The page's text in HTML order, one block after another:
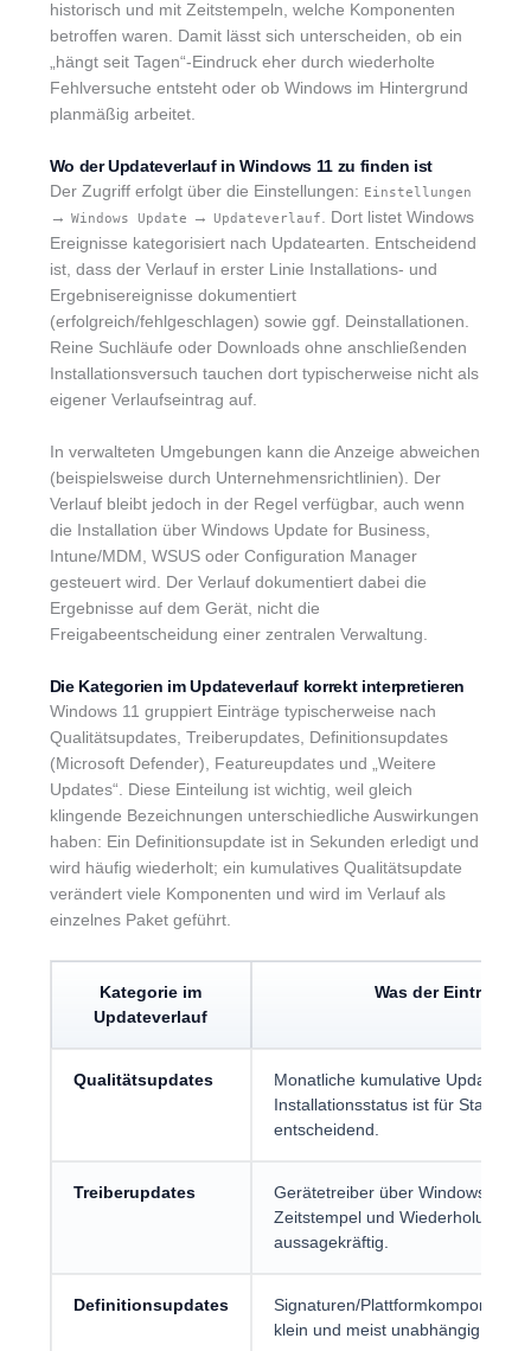
historisch und mit Zeitstempeln, welche Komponenten
betroffen waren. Damit lässt sich unterscheiden, ob ein
„hängt seit Tagen“-Eindruck eher durch wiederholte
Fehlversuche entsteht oder ob Windows im Hintergrund
planmäßig arbeitet.
Wo der Updateverlauf in Windows 11 zu finden ist
Der Zugriff erfolgt über die Einstellungen: Einstellungen
→ Windows Update → Updateverlauf
. Dort listet Windows
Ereignisse kategorisiert nach Updatearten. Entscheidend
ist, dass der Verlauf in erster Linie Installations- und
Ergebnisereignisse dokumentiert
(erfolgreich/fehlgeschlagen) sowie ggf. Deinstallationen.
Reine Suchläufe oder Downloads ohne anschließenden
Installationsversuch tauchen dort typischerweise nicht als
eigener Verlaufseintrag auf.
In verwalteten Umgebungen kann die Anzeige abweichen
(beispielsweise durch Unternehmensrichtlinien). Der
Verlauf bleibt jedoch in der Regel verfügbar, auch wenn
die Installation über Windows Update for Business,
Intune/MDM, WSUS oder Configuration Manager
gesteuert wird. Der Verlauf dokumentiert dabei die
Ergebnisse auf dem Gerät, nicht die
Freigabeentscheidung einer zentralen Verwaltung.
Die Kategorien im Updateverlauf korrekt interpretieren
Windows 11 gruppiert Einträge typischerweise nach
Qualitätsupdates, Treiberupdates, Definitionsupdates
(Microsoft Defender), Featureupdates und „Weitere
Updates“. Diese Einteilung ist wichtig, weil gleich
klingende Bezeichnungen unterschiedliche Auswirkungen
haben: Ein Definitionsupdate ist in Sekunden erledigt und
wird häufig wiederholt; ein kumulatives Qualitätsupdate
verändert viele Komponenten und wird im Verlauf als
einzelnes Paket geführt.
Kategorie im
Updateverlauf
Was der Eintrag in
Qualitätsupdates
Monatliche kumulative Updates
Installationsstatus ist für Stabilität
entscheidend.
Treiberupdates
Gerätetreiber über Windows
Zeitstempel und Wiederholungen
aussagekräftig.
Definitionsupdates
Signaturen/
klein und meist unabhängig von